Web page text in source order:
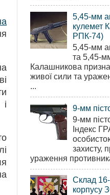
5,45-мм
кулемет
РПК-74)
5,45-мм
та 5,45-
Калашникова
живої сили та
...
9-мм
9-мм
Індекс
захисту,
ураження
Склад 16-
корпусу